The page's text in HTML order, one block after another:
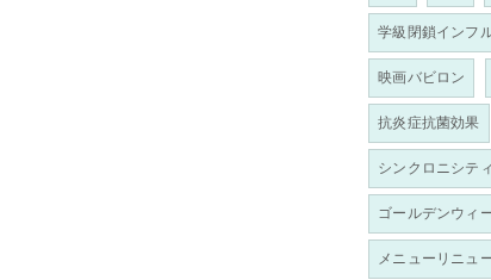
学級閉鎖インフ
映画バビロン
抗炎症抗菌効果
シンクロニシテ
ゴールデンウィ
メニューリニュ